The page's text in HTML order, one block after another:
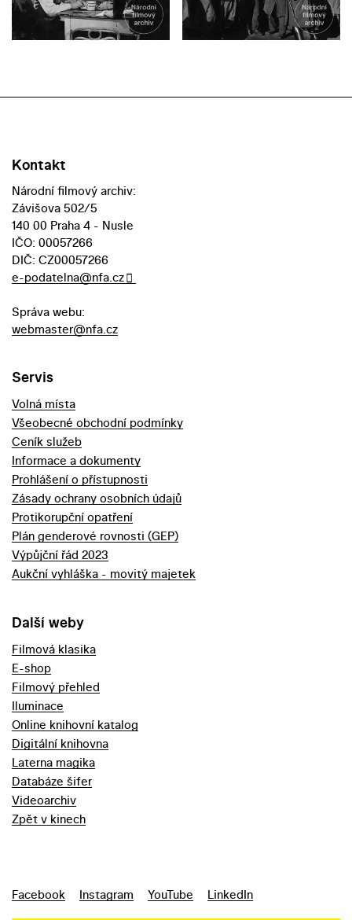
Kontakt
Národní filmový archiv:
Závišova 502/5
140 00 Praha 4 - Nusle
IČO: 00057266
DIČ: CZ00057266
e-podatelna@nfa.cz
Správa webu:
webmaster@nfa.cz
Servis
Volná místa
Všeobecné obchodní podmínky
Ceník služeb
Informace a dokumenty
Prohlášení o přístupnosti
Zásady ochrany osobních údajů
Protikorupční opatření
Plán genderové rovnosti (GEP)
Výpůjční řád 2023
Aukční vyhláška - movitý majetek
Další weby
Filmová klasika
E-shop
Filmový přehled
Iluminace
Online knihovní katalog
Digitální knihovna
Laterna magika
Databáze šifer
Videoarchiv
Zpět v kinech
Facebook Instagram YouTube LinkedIn